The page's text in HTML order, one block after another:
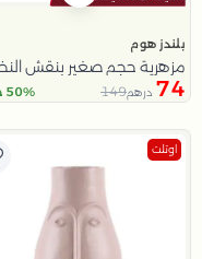
بلندز هوم
مزهرية حجم صغير بنقش
74 درهم149 50% خصم
اوتلت